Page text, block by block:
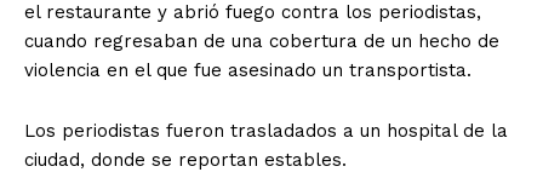
el restaurante y abrió fuego contra los periodistas,
cuando regresaban de una cobertura de un hecho de
violencia en el que fue asesinado un transportista.
Los periodistas fueron trasladados a un hospital de la
ciudad, donde se reportan estables.